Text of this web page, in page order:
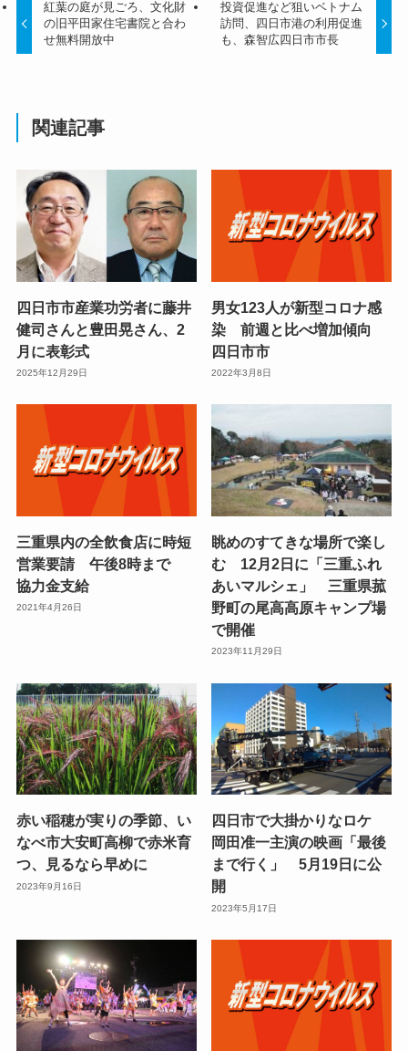
紅葉の庭が見ごろ、文化財
の旧平田家住宅書院と合わ
せ無料開放中
投資促進など狙いベトナム
訪問、四日市港の利用促進
も、森智広四日市市長
関連記事
四日市市産業功労者に藤井
健司さんと豊田晃さん、2
月に表彰式
2025年12月29日
男女123人が新型コロナ感
染 前週と比べ増加傾向
四日市市
2022年3月8日
三重県内の全飲食店に時短
営業要請 午後8時まで
協力金支給
2021年4月26日
眺めのすてきな場所で楽し
む 12月2日に「三重ふれ
あいマルシェ」 三重県菰
野町の尾高高原キャンプ場
で開催
2023年11月29日
赤い稲穂が実りの季節、い
なべ市大安町高柳で赤米育
つ、見るなら早めに
2023年9月16日
四日市で大掛かりなロケ
岡田准一主演の映画「最後
まで行く」 5月19日に公
開
2023年5月17日